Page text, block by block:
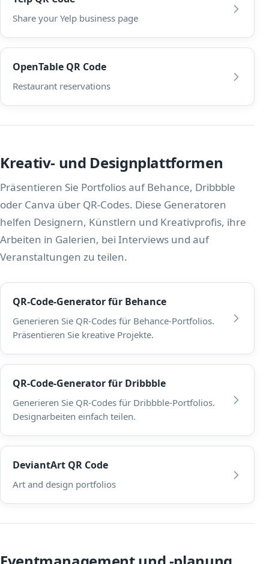
Share your Yelp business page
OpenTable QR Code
Restaurant reservations
Kreativ- und Designplattformen
Präsentieren Sie Portfolios auf Behance, Dribbble
oder Canva über QR-Codes. Diese Generatoren
helfen Designern, Künstlern und Kreativprofis, ihre
Arbeiten in Galerien, bei Interviews und auf
Veranstaltungen zu teilen.
QR-Code-Generator für Behance
Generieren Sie QR-Codes für Behance-Portfolios.
Präsentieren Sie kreative Projekte.
QR-Code-Generator für Dribbble
Generieren Sie QR-Codes für Dribbble-Portfolios.
Designarbeiten einfach teilen.
DeviantArt QR Code
Art and design portfolios